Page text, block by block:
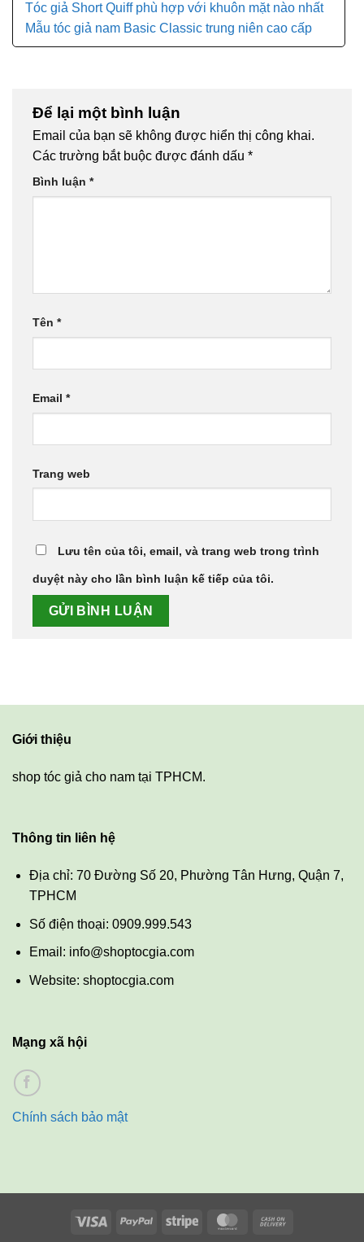
Tóc giả Short Quiff phù hợp với khuôn mặt nào nhất
Mẫu tóc giả nam Basic Classic trung niên cao cấp
Để lại một bình luận
Email của bạn sẽ không được hiển thị công khai.
Các trường bắt buộc được đánh dấu *
Bình luận *
Tên *
Email *
Trang web
Lưu tên của tôi, email, và trang web trong trình
duyệt này cho lần bình luận kế tiếp của tôi.
Giới thiệu
shop tóc giả cho nam tại TPHCM.
Thông tin liên hệ
Địa chỉ: 70 Đường Số 20, Phường Tân Hưng, Quận 7,
TPHCM
Số điện thoại: 0909.999.543
Email: info@shoptocgia.com
Website: shoptocgia.com
Mạng xã hội
Chính sách bảo mật
Visa PayPal Stripe MasterCard